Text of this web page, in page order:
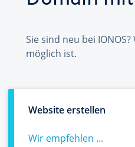
Sie sind neu bei
möglich ist.
Website erstellen
Wir empfehlen ...